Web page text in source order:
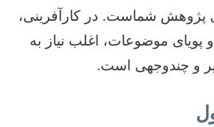
پژوهش شماست. در کارآفرینی،
پویای موضوعات، اغلب نیاز به
و چندوجهی است.